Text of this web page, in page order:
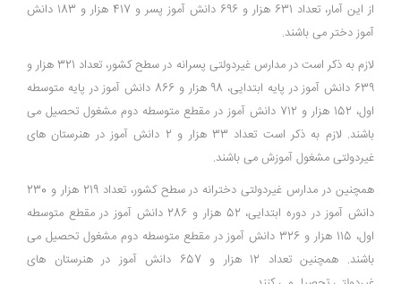
از این آمار، تعداد 631 هزار و 696 دانش آموز پسر و 417 هزار و 183 دانش
آموز دختر می باشند.
لازم به ذکر است در مدارس غیردولتی پسرانه در سطح کشور، تعداد 321 هزار و
639 دانش آموز در پایه ابتدایی، 98 هزار و 866 دانش آموز در پایه متوسطه
اول، 152 هزار و 712 دانش آموز در مقطع متوسطه دوم مشغول تحصیل می
باشند. لازم به ذکر است تعداد 33 هزار و 2 دانش آموز در هنرستان های
غیردولتی مشغول آموزش می باشند.
همچنین در مدارس غیردولتی دخترانه در سطح کشور، تعداد 219 هزار و 230
دانش آموز در دوره ابتدایی، 52 هزار و 286 دانش آموز در مقطع متوسطه
اول، 115 هزار و 326 دانش آموز در مقطع متوسطه دوم مشغول تحصیل می
باشند. همچنین تعداد 12 هزار و 657 دانش آموز در هنرستان های